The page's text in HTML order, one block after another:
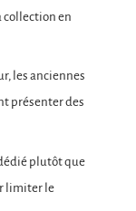
collection en
les anciennes
présenter des
plutôt que
limiter le